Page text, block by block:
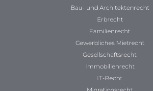
Bau- und Architektenrecht
Erbrecht
Familienrecht
Gewerbliches Mietrecht
Gesellschaftsrecht
Immobilienrecht
IT-Recht